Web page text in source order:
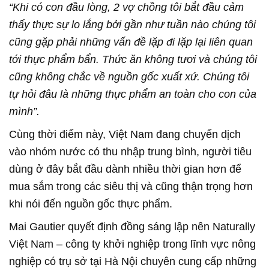
“Khi có con đầu lòng, 2 vợ chồng tôi bắt đầu cảm
thấy thực sự lo lắng bởi gần như tuần nào chúng tôi
cũng gặp phải những vấn đề lặp đi lặp lại liên quan
tới thực phẩm bẩn. Thức ăn không tươi và chúng tôi
cũng không chắc về nguồn gốc xuất xứ. Chúng tôi
tự hỏi đâu là những thực phẩm an toàn cho con của
mình”.
Cùng thời điểm này, Việt Nam đang chuyển dịch
vào nhóm nước có thu nhập trung bình, người tiêu
dùng ở đây bắt đầu dành nhiều thời gian hơn để
mua sắm trong các siêu thị và cũng thận trọng hơn
khi nói đến nguồn gốc thực phẩm.
Mai Gautier quyết định đồng sáng lập nên Naturally
Việt Nam – công ty khởi nghiệp trong lĩnh vực nông
nghiệp có trụ sở tại Hà Nội chuyên cung cấp những